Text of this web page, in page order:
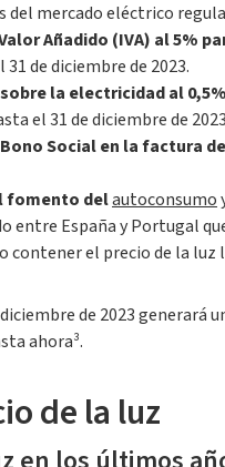
mercado eléctrico
Añadido (IVA) al 5%
de diciembre de 2023.
la electricidad al 0,5%
el 31 de diciembre de
Social en la factura
fomento delautoconsumo
entre España y Portugal
contener el precio de la
de 2023
ahora³.
de la luz